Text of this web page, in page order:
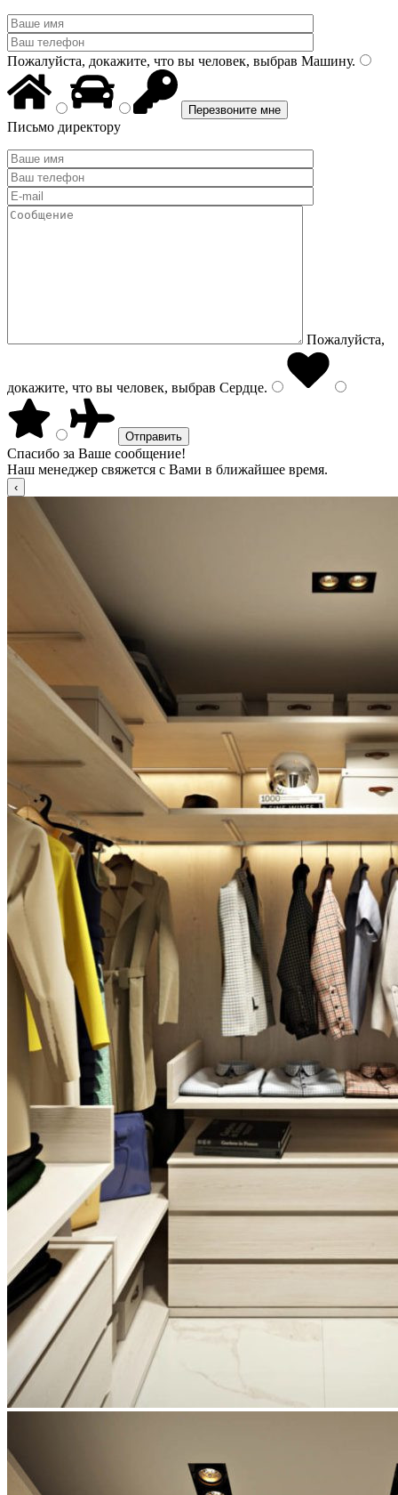
Пожалуйста, докажите, что вы человек, выбрав Машину.
Письмо директору
Пожалуйста,
докажите, что вы человек, выбрав Сердце.
Спасибо за Ваше сообщение!
Наш менеджер свяжется с Вами в ближайшее время.